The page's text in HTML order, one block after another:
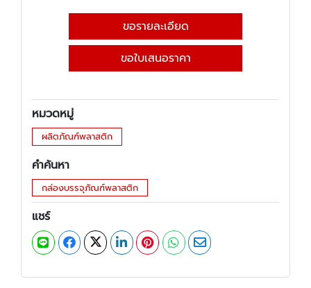
ขอรายละเอียด
ขอใบเสนอราคา
หมวดหมู่
ผลิตภัณฑ์พลาสติก
คำค้นหา
กล่องบรรจุภัณฑ์พลาสติก
แชร์